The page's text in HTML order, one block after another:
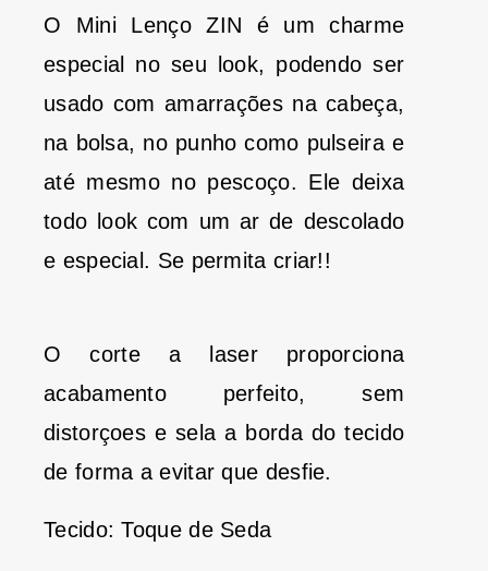
O Mini Lenço ZIN é um charme
especial no seu look, podendo ser
usado com amarrações na cabeça,
na bolsa, no punho como pulseira e
até mesmo no pescoço. Ele deixa
todo look com um ar de descolado
e especial. Se permita criar!!
O corte a laser proporciona
acabamento perfeito, sem
distorçoes e sela a borda do tecido
de forma a evitar que desfie.
Tecido: Toque de Seda